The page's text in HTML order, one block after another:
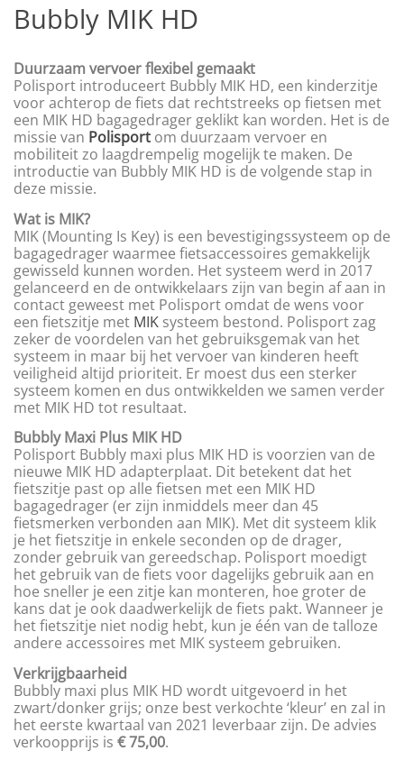
Bubbly MIK HD
Duurzaam vervoer flexibel gemaakt
Polisport introduceert Bubbly MIK HD, een kinderzitje
voor achterop de fiets dat rechtstreeks op fietsen met
een MIK HD bagagedrager geklikt kan worden. Het is de
missie van Polisport om duurzaam vervoer en
mobiliteit zo laagdrempelig mogelijk te maken. De
introductie van Bubbly MIK HD is de volgende stap in
deze missie.
Wat is MIK?
MIK (Mounting Is Key) is een bevestigingssysteem op de
bagagedrager waarmee fietsaccessoires gemakkelijk
gewisseld kunnen worden. Het systeem werd in 2017
gelanceerd en de ontwikkelaars zijn van begin af aan in
contact geweest met Polisport omdat de wens voor
een fietszitje met MIK systeem bestond. Polisport zag
zeker de voordelen van het gebruiksgemak van het
systeem in maar bij het vervoer van kinderen heeft
veiligheid altijd prioriteit. Er moest dus een sterker
systeem komen en dus ontwikkelden we samen verder
met MIK HD tot resultaat.
Bubbly Maxi Plus MIK HD
Polisport Bubbly maxi plus MIK HD is voorzien van de
nieuwe MIK HD adapterplaat. Dit betekent dat het
fietszitje past op alle fietsen met een MIK HD
bagagedrager (er zijn inmiddels meer dan 45
fietsmerken verbonden aan MIK). Met dit systeem klik
je het fietszitje in enkele seconden op de drager,
zonder gebruik van gereedschap. Polisport moedigt
het gebruik van de fiets voor dagelijks gebruik aan en
hoe sneller je een zitje kan monteren, hoe groter de
kans dat je ook daadwerkelijk de fiets pakt. Wanneer je
het fietszitje niet nodig hebt, kun je één van de talloze
andere accessoires met MIK systeem gebruiken.
Verkrijgbaarheid
Bubbly maxi plus MIK HD wordt uitgevoerd in het
zwart/donker grijs; onze best verkochte ‘kleur’ en zal in
het eerste kwartaal van 2021 leverbaar zijn. De advies
verkoopprijs is € 75,00.